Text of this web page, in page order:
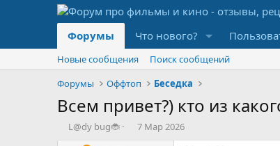
Форумы Что нового?
Новые сообщения
Поиск сообщений
Форумы
Оффтоп Беседка
Всем привет?) кто из
АL@dy bug🐞
Д
7 Мар 2026